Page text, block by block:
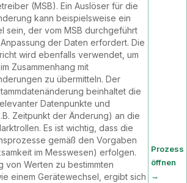
(MSB). Ein Auslöser für die
kann beispielsweise ein
sein, der vom MSB durchgeführt
der Daten erfordert. Die
wird ebenfalls verwendet, um
Zusammenhang mit
zu übermitteln. Der
beinhaltet die
Datenpunkte und
Zeitpunkt der Änderung) an die
Es ist wichtig, dass die
gemäß den Vorgaben
im Messwesen) erfolgen.
von Werten zu bestimmten
einem Gerätewechsel, ergibt sich
Prozess
öffnen
→